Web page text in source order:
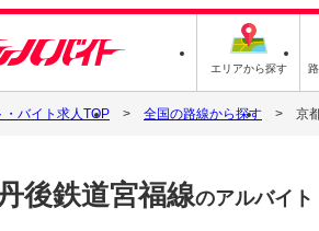
エリアから探す
・バイト求人TOP 全国の路線から探す 京
後鉄道宮福線のアルバイ